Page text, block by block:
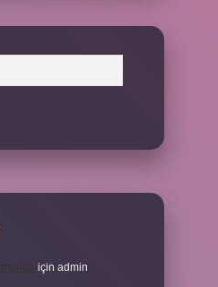
için admin